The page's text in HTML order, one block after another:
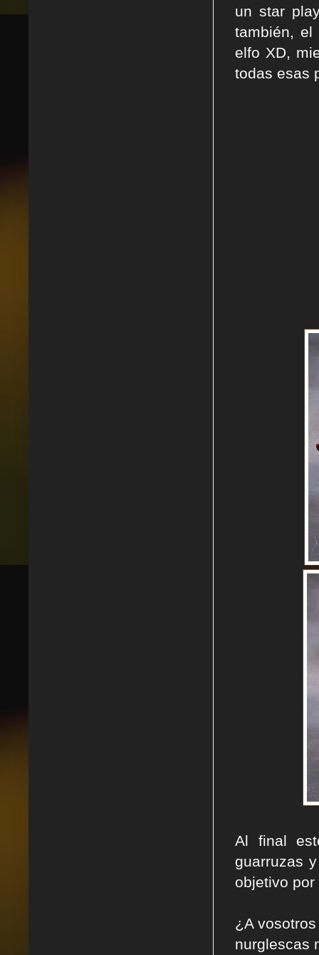
un star
también,
elfo XD,
todas esas
Al final
guarruzas
objetivo por
¿A
nurglescas